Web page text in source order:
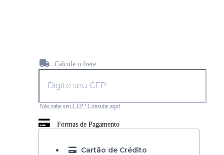
Calcule o frete
Não sabe seu CEP? Consulte aqui
Formas de Pagamento
Cartão de Crédito